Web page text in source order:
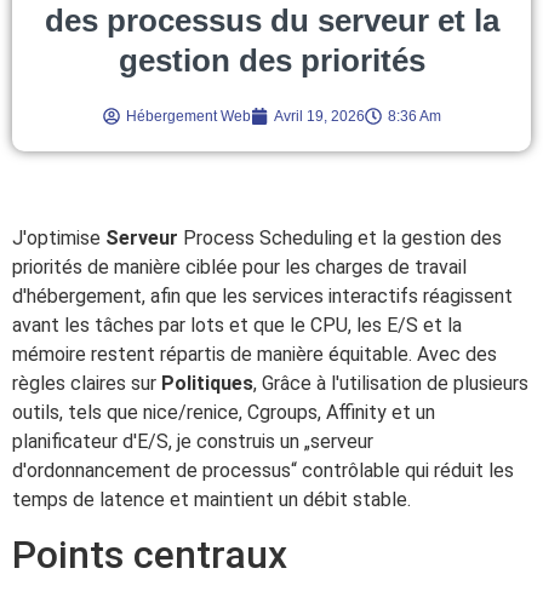
des processus du serveur et la
gestion des priorités
Hébergement Web Avril 19, 2026 8:36 Am
J'optimise Serveur Process Scheduling et la gestion des
priorités de manière ciblée pour les charges de travail
d'hébergement, afin que les services interactifs réagissent
avant les tâches par lots et que le CPU, les E/S et la
mémoire restent répartis de manière équitable. Avec des
règles claires sur Politiques, Grâce à l'utilisation de plusieurs
outils, tels que nice/renice, Cgroups, Affinity et un
planificateur d'E/S, je construis un „serveur
d'ordonnancement de processus“ contrôlable qui réduit les
temps de latence et maintient un débit stable.
Points centraux